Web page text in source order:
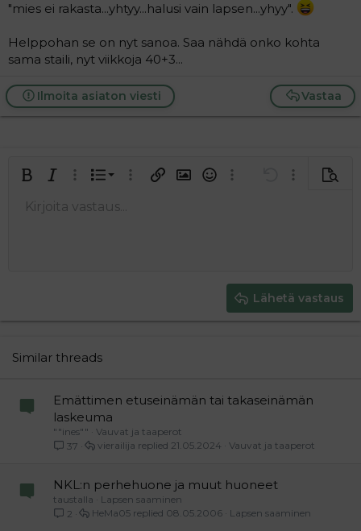
"mies ei rakasta...yhtyy...halusi vain lapsen...yhyy".
Helppohan se on nyt sanoa. Saa nähdä onko kohta
sama staili, nyt viikkoja 40+3...
Vastaa
Ilmoita asiaton viesti
LihavoituKursivoitu
Laajennettuun editoriin…
Lista
Järjestetty lista
Laajennettuun editoriin…
Lisää hyperlinkki
Lisää kuva
HymiötLaajennettuun
Kumoa
Fontin koko
9
26
Tekstiväri
KirjasintyyliArial
Yliviivaa
Tasaus Tasaa vasemmalle
Paragraph format
Normal
LainausLisää video/media
Lisää taulukko
Insert horizontal line
Tee uudelleen
BBCode-näkymä
Poista muotoilu
Luonnokset
Kirjoita vastaus...
Lähetä vastaus
Similar threads
Emättimen etuseinämän tai takaseinämän
laskeuma
""ines""
Vauvat ja taaperot
37
Vauvat ja taaperot
21.05.2024
vierailija
NKL:n perhehuone ja muut huoneet
taustalla
Lapsen saaminen
2
Lapsen saaminen
08.05.2006
HeMa05